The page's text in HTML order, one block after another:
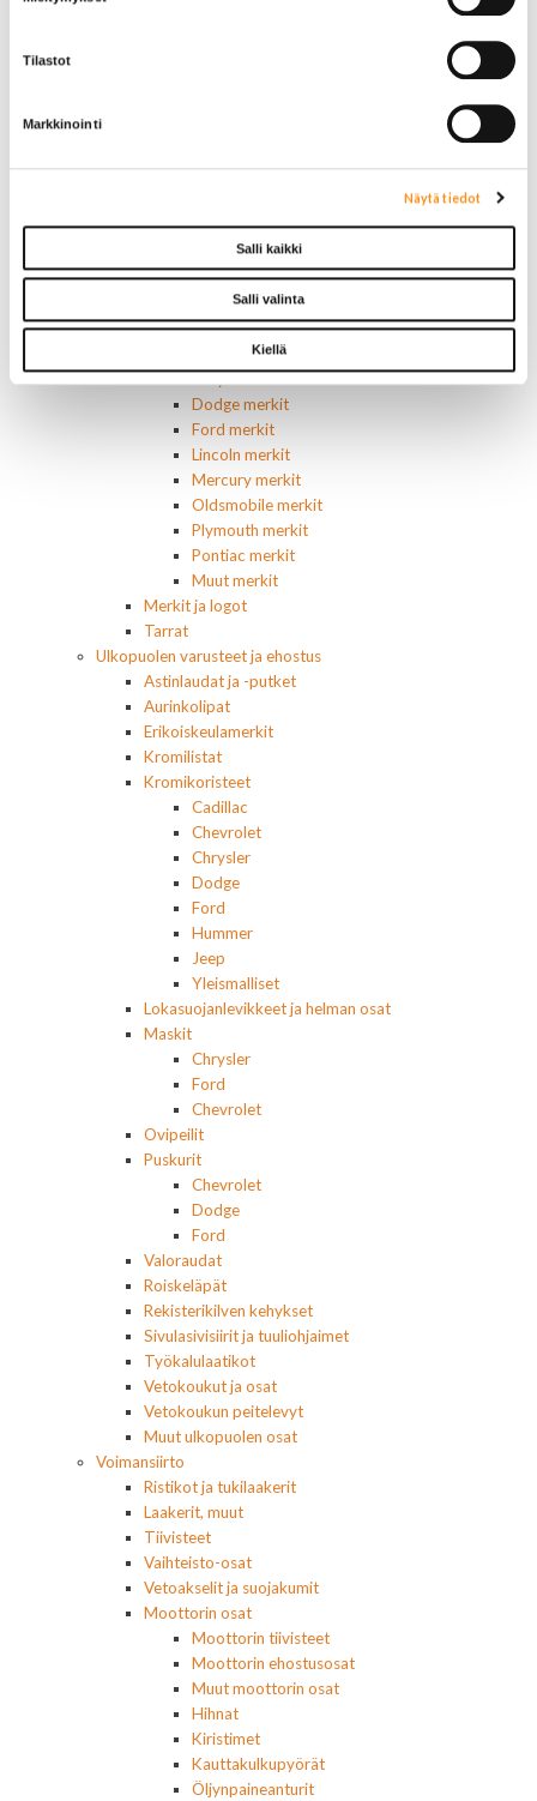
Tilastot
Markkinointi
Näytä tiedot
Salli kaikki
Salli valinta
Kiellä
Alkuperäiset tarrat ja teipit
Käytetyt alkuperäismerkit
AMC merkit
Buick merkit
Cadillac merkit
Chevrolet merkit
Chrysler merkit
Dodge merkit
Ford merkit
Lincoln merkit
Mercury merkit
Oldsmobile merkit
Plymouth merkit
Pontiac merkit
Muut merkit
Merkit ja logot
Tarrat
Ulkopuolen varusteet ja ehostus
Astinlaudat ja -putket
Aurinkolipat
Erikoiskeulamerkit
Kromilistat
Kromikoristeet
Cadillac
Chevrolet
Chrysler
Dodge
Ford
Hummer
Jeep
Yleismalliset
Lokasuojanlevikkeet ja helman osat
Maskit
Chrysler
Ford
Chevrolet
Ovipeilit
Puskurit
Chevrolet
Dodge
Ford
Valoraudat
Roiskeläpät
Rekisterikilven kehykset
Sivulasivisiirit ja tuuliohjaimet
Työkalulaatikot
Vetokoukut ja osat
Vetokoukun peitelevyt
Muut ulkopuolen osat
Voimansiirto
Ristikot ja tukilaakerit
Laakerit, muut
Tiivisteet
Vaihteisto-osat
Vetoakselit ja suojakumit
Moottorin osat
Moottorin tiivisteet
Moottorin ehostusosat
Muut moottorin osat
Hihnat
Kiristimet
Kauttakulkupyörät
Öljynpaineanturit